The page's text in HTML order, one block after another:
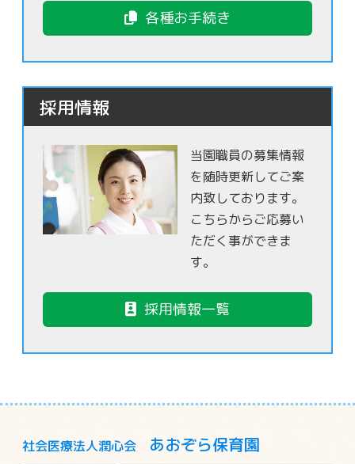
各種お手続き
採用情報
当園職員の募集情報
を随時更新してご案
内致しております。
こちらからご応募い
ただく事ができま
す。
採用情報一覧
社会医療法人潤心会 あおぞら保育園